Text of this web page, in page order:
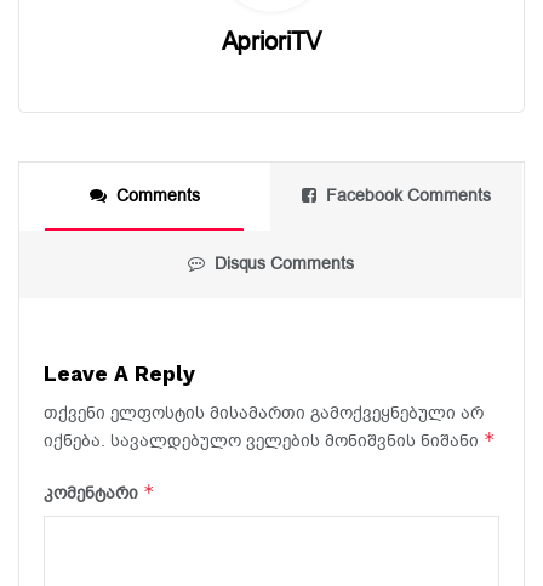
AprioriTV
Comments Facebook Comments
Disqus Comments
Leave A Reply
თქვენი ელფოსტის მისამართი გამოქვეყნებული არ
იქნება. სავალდებულო ველების მონიშვნის ნიშანი *
კომენტარი *